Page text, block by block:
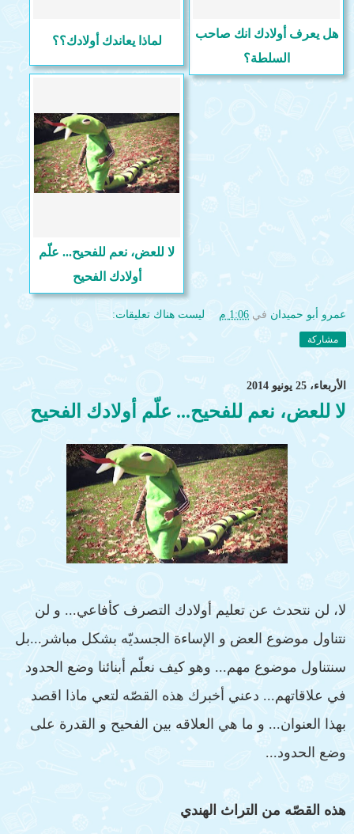
هل يعرف أولادك انك صاحب
السلطة؟
لماذا يعاندك أولادك؟؟
لا للعض، نعم للفحيح... علّم
أولادك الفحيح
عمرو أبو حميدان في 1:06 م ليست هناك تعليقات:
مشاركة
الأربعاء، 25 يونيو 2014
لا للعض، نعم للفحيح... علّم أولادك الفحيح
لا، لن نتحدث عن تعليم أولادك التصرف كأفاعي... و لن
نتناول موضوع العض و الإساءة الجسديّه بشكل مباشر...بل
سنتناول موضوع مهم... وهو كيف نعلّم أبنائنا وضع الحدود
في علاقاتهم... دعني أخبرك هذه القصّه لتعي ماذا اقصد
بهذا العنوان... و ما هي العلاقه بين الفحيح و القدرة على
وضع الحدود...
هذه القصّه من التراث الهندي